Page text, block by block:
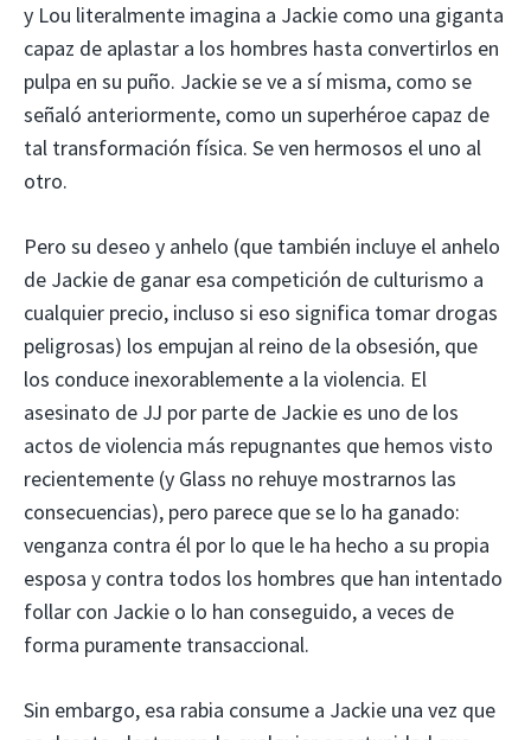
y Lou literalmente imagina a Jackie como una giganta
capaz de aplastar a los hombres hasta convertirlos en
pulpa en su puño. Jackie se ve a sí misma, como se
señaló anteriormente, como un superhéroe capaz de
tal transformación física. Se ven hermosos el uno al
otro.
Pero su deseo y anhelo (que también incluye el anhelo
de Jackie de ganar esa competición de culturismo a
cualquier precio, incluso si eso significa tomar drogas
peligrosas) los empujan al reino de la obsesión, que
los conduce inexorablemente a la violencia. El
asesinato de JJ por parte de Jackie es uno de los
actos de violencia más repugnantes que hemos visto
recientemente (y Glass no rehuye mostrarnos las
consecuencias), pero parece que se lo ha ganado:
venganza contra él por lo que le ha hecho a su propia
esposa y contra todos los hombres que han intentado
follar con Jackie o lo han conseguido, a veces de
forma puramente transaccional.
Sin embargo, esa rabia consume a Jackie una vez que